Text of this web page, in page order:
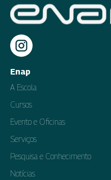
Enap
A Escola
Cursos
Evento e Oficinas
Serviços
Pesquisa e Conhecimento
Notícias